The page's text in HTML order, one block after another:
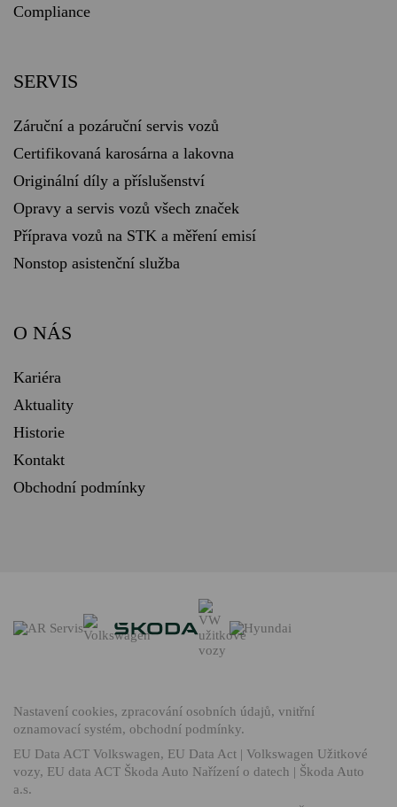
Compliance
SERVIS
Záruční a pozáruční servis vozů
Certifikovaná karosárna a lakovna
Originální díly a příslušenství
Opravy a servis vozů všech značek
Příprava vozů na STK a měření emisí
Nonstop asistenční služba
O NÁS
Kariéra
Aktuality
Historie
Kontakt
Obchodní podmínky
Nastavení cookies, zpracování osobních údajů, vnitřní
oznamovací systém, obchodní podmínky.
EU Data ACT Volkswagen, EU Data Act | Volkswagen Užitkové
vozy, EU data ACT Škoda Auto Nařízení o datech | Škoda Auto
a.s.